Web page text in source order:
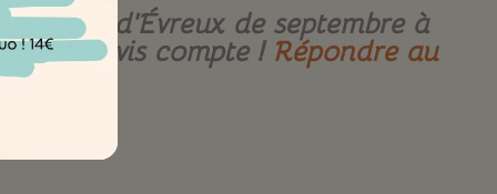
ville d’Évreux de septembre à
Votre avis compte !Répondre au